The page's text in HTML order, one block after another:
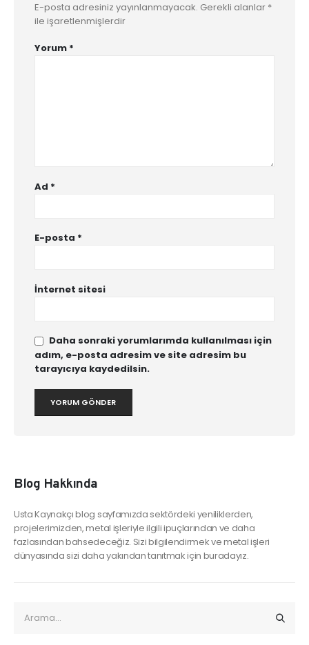
E-posta adresiniz yayınlanmayacak. Gerekli alanlar *
ile işaretlenmişlerdir
Yorum *
Ad *
E-posta *
İnternet sitesi
Daha sonraki yorumlarımda kullanılması için
adım, e-posta adresim ve site adresim bu
tarayıcıya kaydedilsin.
Blog Hakkında
Usta Kaynakçı blog sayfamızda sektördeki yeniliklerden,
projelerimizden, metal işleriyle ilgili ipuçlarından ve daha
fazlasından bahsedeceğiz. Sizi bilgilendirmek ve metal işleri
dünyasında sizi daha yakından tanıtmak için buradayız.